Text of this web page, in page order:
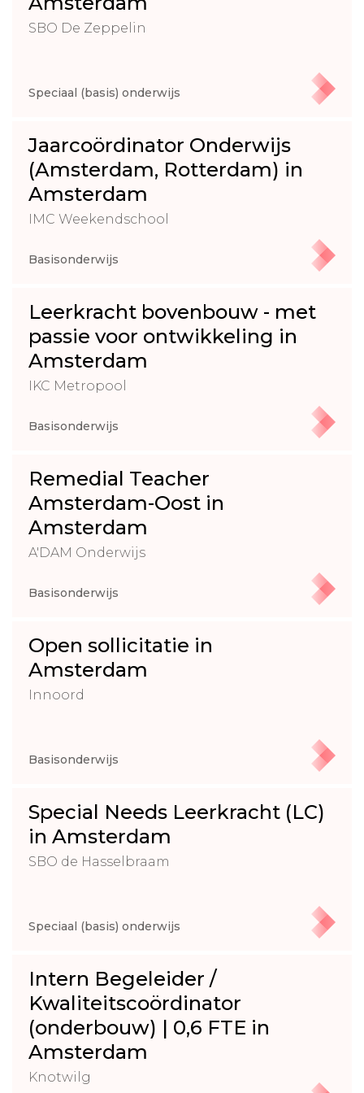
SBO De Zeppelin
Speciaal (basis) onderwijs
Jaarcoördinator Onderwijs
(Amsterdam, Rotterdam) in
Amsterdam
IMC Weekendschool
Basisonderwijs
Leerkracht bovenbouw - met
passie voor ontwikkeling in
Amsterdam
IKC Metropool
Basisonderwijs
Remedial Teacher
Amsterdam-Oost in
Amsterdam
A'DAM Onderwijs
Basisonderwijs
Open sollicitatie in
Amsterdam
Innoord
Basisonderwijs
Special Needs Leerkracht (LC)
in Amsterdam
SBO de Hasselbraam
Speciaal (basis) onderwijs
Intern Begeleider /
Kwaliteitscoördinator
(onderbouw) | 0,6 FTE in
Amsterdam
Knotwilg